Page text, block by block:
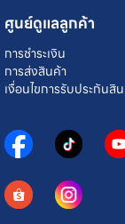
ศูนย์ดูแลลูกค้า
การชำระเงิน
การส่งสินค้า
เงื่อนไขการรับประกันสิ